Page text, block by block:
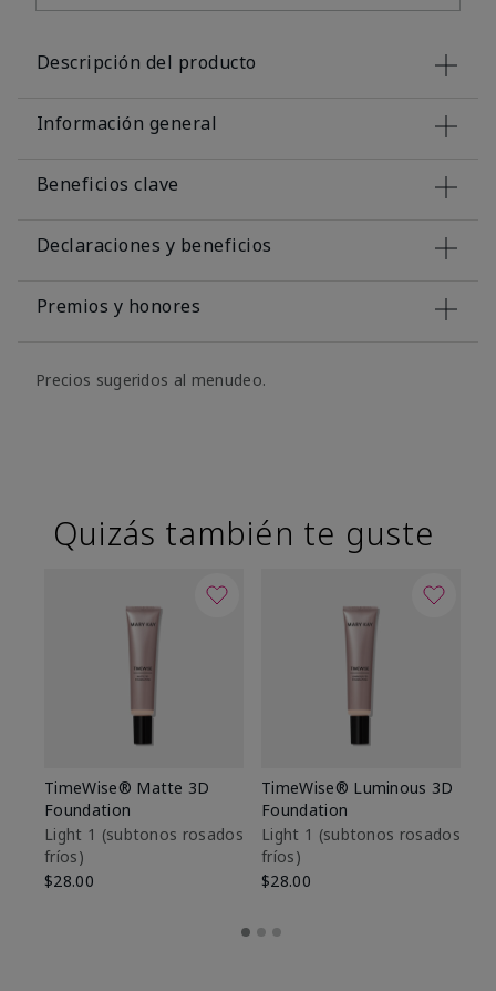
Descripción del producto
Información general
Beneficios clave
Declaraciones y beneficios
Premios y honores
Precios sugeridos al menudeo.
Quizás también te guste
TimeWise® Matte 3D
Foundation
Light 1​ (subtonos rosados
fríos)
$28.00
TimeWise® Luminous 3D
Foundation
Light 1​ (subtonos rosados
fríos)
$28.00